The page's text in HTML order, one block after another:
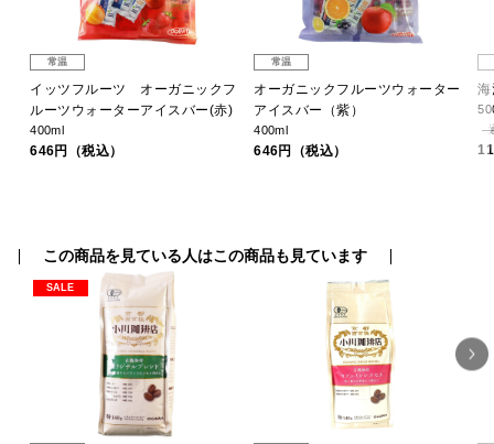
常温
イッツフルーツ オーガニックフ
ルーツウォーターアイスバー(赤)
400ml
646円（税込）
常温
オーガニックフルーツウォーター
アイスバー（紫）
400ml
646円（税込）
この商品を見ている人はこの商品も見ています
SALE